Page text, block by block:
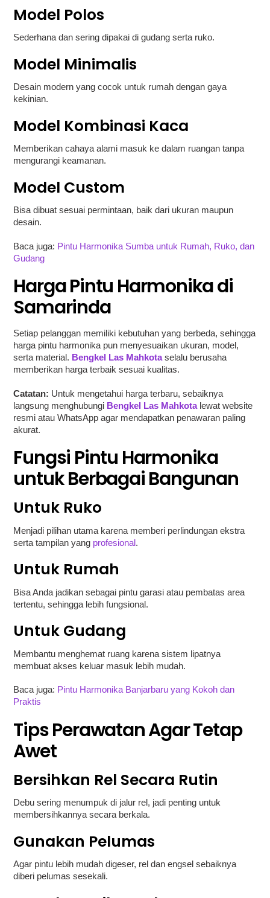
Model Polos
Sederhana dan sering dipakai di gudang serta ruko.
Model Minimalis
Desain modern yang cocok untuk rumah dengan gaya
kekinian.
Model Kombinasi Kaca
Memberikan cahaya alami masuk ke dalam ruangan tanpa
mengurangi keamanan.
Model Custom
Bisa dibuat sesuai permintaan, baik dari ukuran maupun
desain.
Baca juga: Pintu Harmonika Sumba untuk Rumah, Ruko, dan
Gudang
Harga Pintu Harmonika di
Samarinda
Setiap pelanggan memiliki kebutuhan yang berbeda, sehingga
harga pintu harmonika pun menyesuaikan ukuran, model,
serta material. Bengkel Las Mahkotaselalu berusaha
memberikan harga terbaik sesuai kualitas.
Catatan: Untuk mengetahui harga terbaru, sebaiknya
langsung menghubungi Bengkel Las Mahkotalewat website
resmi atau WhatsApp agar mendapatkan penawaran paling
akurat.
Fungsi Pintu Harmonika
untuk Berbagai Bangunan
Untuk Ruko
Menjadi pilihan utama karena memberi perlindungan ekstra
serta tampilan yang profesional.
Untuk Rumah
Bisa Anda jadikan sebagai pintu garasi atau pembatas area
tertentu, sehingga lebih fungsional.
Untuk Gudang
Membantu menghemat ruang karena sistem lipatnya
membuat akses keluar masuk lebih mudah.
Baca juga: Pintu Harmonika Banjarbaru yang Kokoh dan
Praktis
Tips Perawatan Agar Tetap
Awet
Bersihkan Rel Secara Rutin
Debu sering menumpuk di jalur rel, jadi penting untuk
membersihkannya secara berkala.
Gunakan Pelumas
Agar pintu lebih mudah digeser, rel dan engsel sebaiknya
diberi pelumas sesekali.